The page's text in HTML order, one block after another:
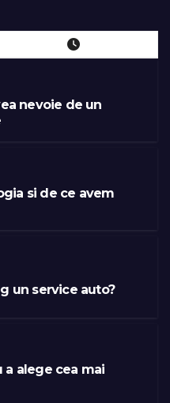
nevoie de un
si de ce avem
un service auto?
a alege cea mai